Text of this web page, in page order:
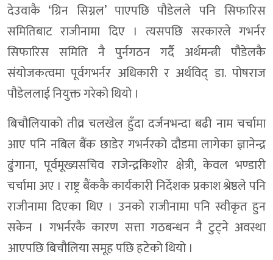
देउवाकै ‘ग्रिन सिग्नल’ पाएपछि पौडेलले पनि सिफारिस
समितिबाट राजीनामा दिए । त्यसपछि सरकारले गभर्नर
सिफारिस समिति नै पुर्नगठन गर्दै अर्थमन्त्री पौडेलकै
संयोजकत्वमा पूर्वगभर्नर अधिकारी र अर्थविद् डा. पोषराज
पौडेललाई नियुक्त गरेको थियो ।
बिचौलियाको तीव्र चलखेल हुँदा दर्जनभन्दा बढी नाम चर्चामा
आए पनि नबिल बैंक छाडेर गभर्नरको दौडमा लागेका ज्ञानेन्द्र
ढुंगाना, पूर्वमूख्यसचिव राजेन्द्रकिशोर क्षेत्री, केवल भण्डारी
चर्चामा अए । राष्ट्र बैंककै कार्यकारी निर्देशक प्रकाश श्रेष्ठले पनि
राजीनामा दिएका थिए । उनको राजीनामा पनि स्वीकृत हुन
सकेन । गभर्नरकै कारण सत्ता गठबन्धन नै टुट्ने अवस्था
आएपछि बिचौलिया समूह पछि हटेको थियो ।